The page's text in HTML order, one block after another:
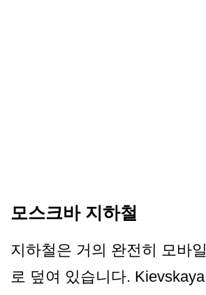
모스크바 지하철
지하철은 거의 완전히 모바
로 덮여 있습니다.